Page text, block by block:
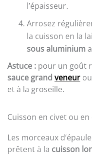
l’épaisseur.
Arrosez
la cuisson en la
sous aluminium
Astuce : pour un goût
sauce grand veneur
et à la groseille.
Cuisson en civet ou en
Les morceaux
prêtent à la cuisson